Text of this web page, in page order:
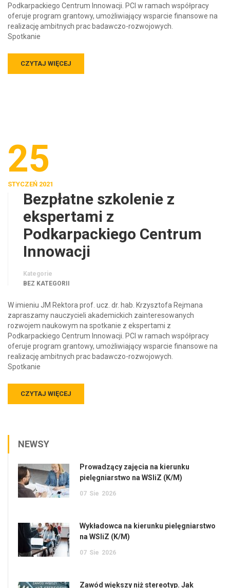
Podkarpackiego Centrum Innowacji. PCI w ramach współpracy
oferuje program grantowy, umożliwiający wsparcie finansowe na
realizację ambitnych prac badawczo-rozwojowych.
Spotkanie
CZYTAJ WIĘCEJ
25
STYCZEŃ 2021
Bezpłatne szkolenie z
ekspertami z
Podkarpackiego Centrum
Innowacji
Kategorie
BEZ KATEGORII
W imieniu JM Rektora prof. ucz. dr. hab. Krzysztofa Rejmana
zapraszamy nauczycieli akademickich zainteresowanych
rozwojem naukowym na spotkanie z ekspertami z
Podkarpackiego Centrum Innowacji. PCI w ramach współpracy
oferuje program grantowy, umożliwiający wsparcie finansowe na
realizację ambitnych prac badawczo-rozwojowych.
Spotkanie
CZYTAJ WIĘCEJ
NEWSY
Prowadzący zajęcia na kierunku
pielęgniarstwo na WSIiZ (K/M)
07 Sie 2026
Wykładowca na kierunku pielęgniarstwo
na WSIiZ (K/M)
07 Sie 2026
Zawód większy niż stereotyp. Jak